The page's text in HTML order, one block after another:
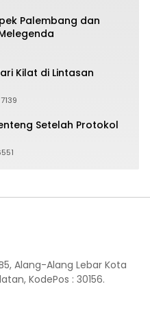
Palembang dan
Kilat di Lintasan
7139
Setelah Protokol
Alang-Alang Lebar Kota
KodePos : 30156.